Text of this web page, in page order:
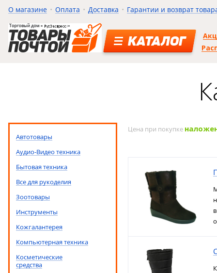
О магазине Оплата Доставка Гарантии и возврат
КАТАЛОГ
Автотовары
Аудио-Видео техника
Бытовая техника
Все для рукоделия
Зоотовары
Инструменты
Кожгалантерея
Компьютерная техника
Косметические
средства
Цена при покупке